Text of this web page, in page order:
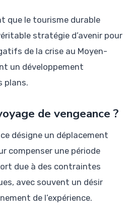
que le tourisme durable
stratégie d’avenir pour
de la crise au Moyen-
un développement
plans.
de vengeance ?
désigne un déplacement
compenser une période
due à des contraintes
avec souvent un désir
de l’expérience.